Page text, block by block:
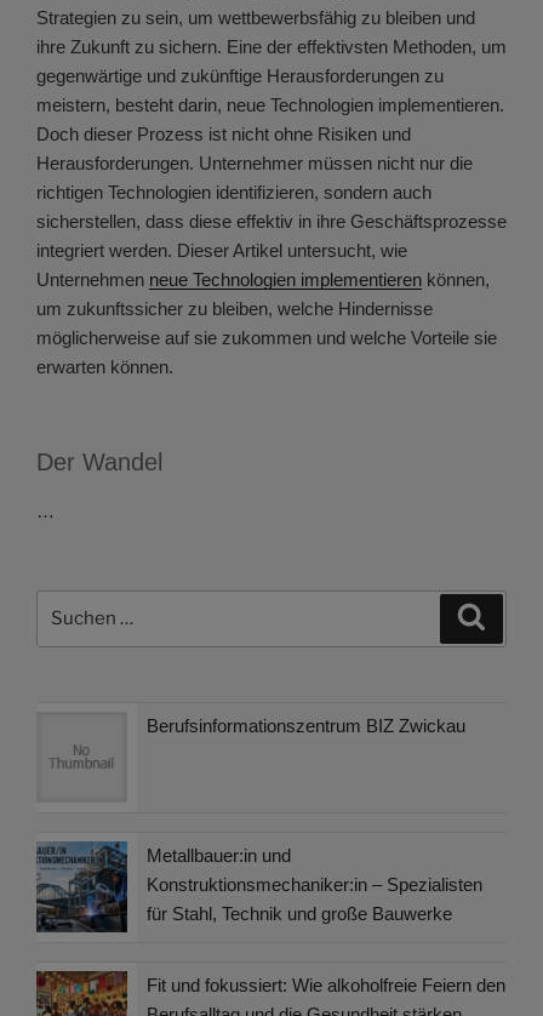
Strategien zu sein, um wettbewerbsfähig zu bleiben und
ihre Zukunft zu sichern. Eine der effektivsten Methoden, um
gegenwärtige und zukünftige Herausforderungen zu
meistern, besteht darin, neue Technologien implementieren.
Doch dieser Prozess ist nicht ohne Risiken und
Herausforderungen. Unternehmer müssen nicht nur die
richtigen Technologien identifizieren, sondern auch
sicherstellen, dass diese effektiv in ihre Geschäftsprozesse
integriert werden. Dieser Artikel untersucht, wie
Unternehmen neue Technologien implementieren können,
um zukunftssicher zu bleiben, welche Hindernisse
möglicherweise auf sie zukommen und welche Vorteile sie
erwarten können.
Der Wandel
…
Berufsinformationszentrum BIZ Zwickau
Metallbauer:in und
Konstruktionsmechaniker:in – Spezialisten
für Stahl, Technik und große Bauwerke
Fit und fokussiert: Wie alkoholfreie Feiern den